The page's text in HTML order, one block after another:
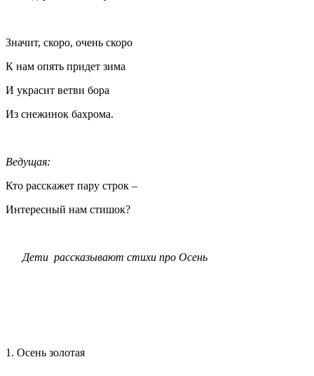
Значит, скоро, очень скоро
К нам опять придет зима
И украсит ветви бора
Из снежинок бахрома.
Ведущая:
Кто расскажет пару строк –
Интересный нам стишок?
Дети рассказывают стихи про Осень
1. Осень золотая